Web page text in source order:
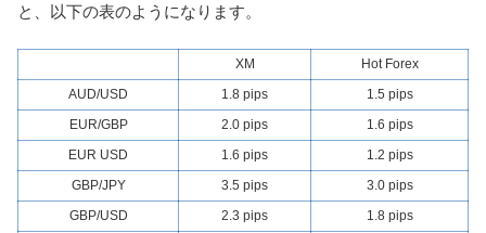
と、以下の表のようになります。
XM
Hot Forex
AUD/USD
1.8 pips
1.5 pips
EUR/GBP
2.0 pips
1.6 pips
EUR USD
1.6 pips
1.2 pips
GBP/JPY
3.5 pips
3.0 pips
GBP/USD
2.3 pips
1.8 pips